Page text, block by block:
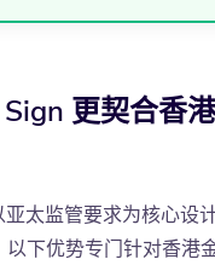
更契合香
太监管要求为核心设
以下优势专门针对香港